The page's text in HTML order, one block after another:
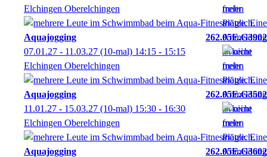
Elchingen Oberelchingen
Aquajogging
262.05E.G3902
07.01.27 - 11.03.27 (10-mal) 14:15 - 15:15
Elchingen Oberelchingen
Aquajogging
262.05E.G3502
11.01.27 - 15.03.27 (10-mal) 15:30 - 16:30
Elchingen Oberelchingen
Aquajogging
262.05E.G3602